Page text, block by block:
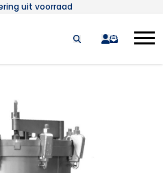
uit voorraad
quote